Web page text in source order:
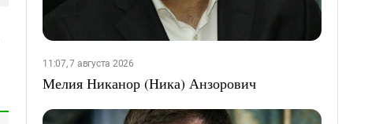
11:07, 7 августа 2026
Мелия Никанор (Ника) Анзорович